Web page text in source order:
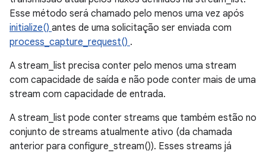
Esse método será chamado pelo menos uma vez após
initialize() antes de uma solicitação ser enviada com
process_capture_request() .
A stream_list precisa conter pelo menos uma stream
com capacidade de saída e não pode conter mais de uma
stream com capacidade de entrada.
A stream_list pode conter streams que também estão no
conjunto de streams atualmente ativo (da chamada
anterior para configure_stream()). Esses streams já